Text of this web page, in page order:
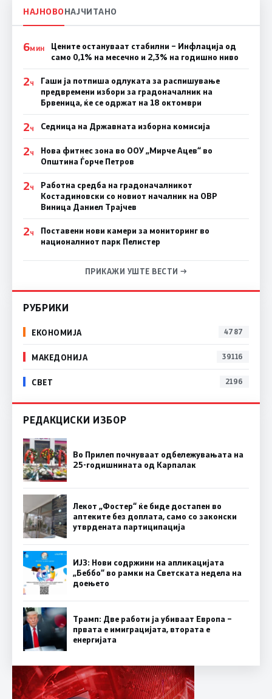
НАЈНОВОНАЈЧИТАНО
6МИН
Цените остануваат стабилни – Инфлација од
само 0,1% на месечно и 2,3% на годишно ниво
2Ч
Гаши ја потпиша одлуката за распишување
предвремени избори за градоначалник на
Брвеница, ќе се одржат на 18 октомври
2Ч Седница на Државната изборна комисија
2Ч
Нова фитнес зона во ООУ „Мирче Ацев“ во
Општина Ѓорче Петров
2Ч
Работна средба на градоначалникот
Костадиновски со новиот началник на ОВР
Виница Даниел Трајчев
2Ч
Поставени нови камери за мониторинг во
националниот парк Пелистер
ПРИКАЖИ УШТЕ ВЕСТИ →
РУБРИКИ
ЕКОНОМИЈА 4787
МАКЕДОНИЈА 39116
СВЕТ 2196
РЕДАКЦИСКИ ИЗБОР
Во Прилеп почнуваат одбележувањата на
25-годишнината од Карпалак
Лекот „Фостер“ ќе биде достапен во
аптеките без доплата, само со законски
утврдената партиципација
ИЈЗ: Нови содржини на апликацијата
„Беббо“ во рамки на Светската недела на
доењето
Трамп: Две работи ја убиваат Европа –
првата е имиграцијата, втората е
енергијата